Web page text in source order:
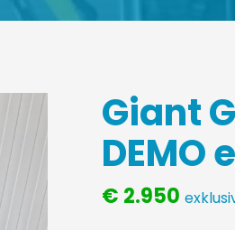
Giant
DEMO
€ 2.950